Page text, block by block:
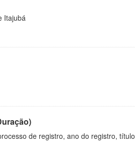
Itajubá
de registro, ano do registro, título